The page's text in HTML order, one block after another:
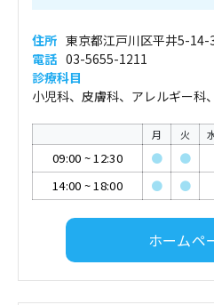
住所 東京都江戸川区平井5-
電話 03-5655-1211
診療科目
小児科、皮膚科、アレルギー科
月 火
09:00 ~12:30 ● ●
14:00 ~18:00 ● ●
ホームペ